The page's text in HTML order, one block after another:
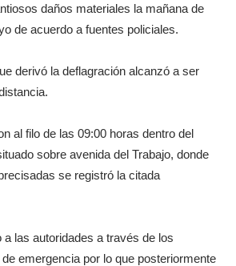
daños materiales la mañana de
de acuerdo a fuentes policiales.
derivó la deflagración alcanzó a ser
al filo de las 09:00 horas dentro del
sobre avenida del Trabajo, donde
se registró la citada
las autoridades a través de los
emergencia por lo que posteriormente